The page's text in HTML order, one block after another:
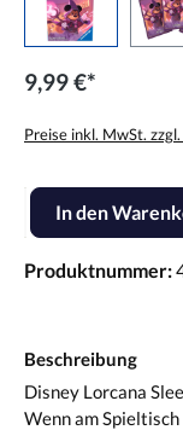
9,99 €*
Preise inkl. MwSt.
Produkt Anzahl:
In den
Produktnummer:
Beschreibung
Disney Lorcana
Wenn am